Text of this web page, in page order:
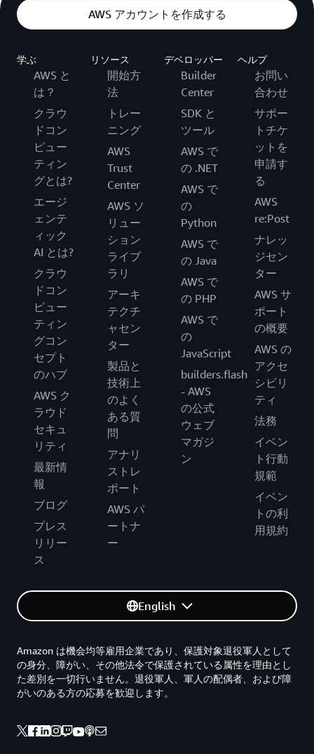
AWS アカウントを作成する
学ぶ
AWS と
は？
クラウ
ドコン
ピュー
ティン
グとは?
エージ
ェンテ
ィック
AI とは?
クラウ
ドコン
ピュー
ティン
グコン
セプト
のハブ
AWS ク
ラウド
セキュ
リティ
最新情
報
ブログ
プレス
リリー
ス
リソース
開始方
法
トレー
ニング
AWS
Trust
Center
AWS ソ
リュー
ション
ライブ
ラリ
アーキ
テクチ
ャセン
ター
製品と
技術上
のよく
ある質
問
アナリ
ストレ
ポート
AWS パ
ートナ
ー
デベロッパー
Builder
Center
SDK と
ツール
AWS で
の .NET
AWS で
の
Python
AWS で
の Java
AWS で
の PHP
AWS で
の
JavaScript
builders.flash
- AWS
の公式
ウェブ
マガジ
ン
ヘルプ
お問い
合わせ
サポー
トチケ
ットを
申請す
る
AWS
re:Post
ナレッ
ジセン
ター
AWS サ
ポート
の概要
AWS の
アクセ
シビリ
ティ
法務
イベン
ト行動
規範
イベン
トの利
用規約
English
Amazon は機会均等雇用企業であり、保護対象退役軍人として
の身分、障がい、その他法令で保護されている属性を理由とし
た差別を一切行いません。退役軍人、軍人の配偶者、および障
がいのある方の応募を歓迎します。